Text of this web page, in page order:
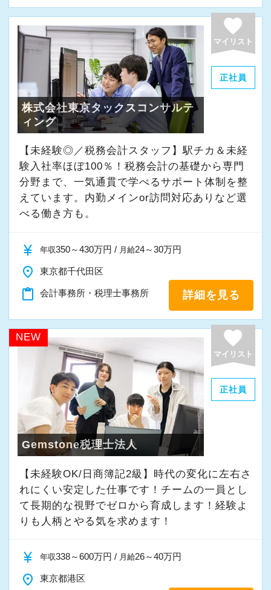
経験やスキルももちろん重要ですが、それ以上
に周囲への思いやりや感謝の気持ちを持ち、誠
実に仕事へ向き合える方と一緒に働きたいと考
えています。
・素直な姿勢で新しいことを学べる方
・周囲と協力しながら業務を進められる方
・お客様や仲間に対して誠実に対応できる方
・成長意欲を持ち、前向きにチャレンジできる
方
また、当事務所ではDX化や業務改善などにも積
「まずはやってみる」
「新しいことにも前向きに挑戦してみる」
そんな姿勢をお持ちの方であれば、経験を活か
しながらさらに成長できる環境です。
一緒に学び、成長しながら、お客様のお役に立
てる仕事をしていきませんか。
★事務所の理念★
～事業の発展に寄与するために、公正で健全な
会計・税務を通じて、貢献できる価値を提供
し、人生豊かで幸せになるための力となること
～
当事務所では、経営者やそこで働く社員の皆さ
まがより良い未来を実現できるよう、日々業務
に取り組んでいます。
を感じながら、安心して長く働ける事務所であ
りたいと考えています。
favorite
マイリスト
正社員
株式会社東京タックスコンサルテ
ィング
【未経験◎／税務会計スタッフ】駅チカ＆未経
験入社率ほぼ100％！税務会計の基礎から専門
分野まで、一気通貫で学べるサポート体制を整
えています。内勤メインor訪問対応ありなど選
べる働き方も。
currency_yen 年収350～430万円 / 月給24～30万円
place 東京都千代田区
content_paste 会計事務所・税理士事務所 詳細を見る
NEW favorite
マイリスト
正社員
Gemstone税理士法人
【未経験OK/日商簿記2級】時代の変化に左右さ
れにくい安定した仕事です！チームの一員とし
て⻑期的な視野でゼロから育成します！経験よ
りも人柄とやる気を求めます！
currency_yen 年収338～600万円 / 月給26～40万円
place 東京都港区